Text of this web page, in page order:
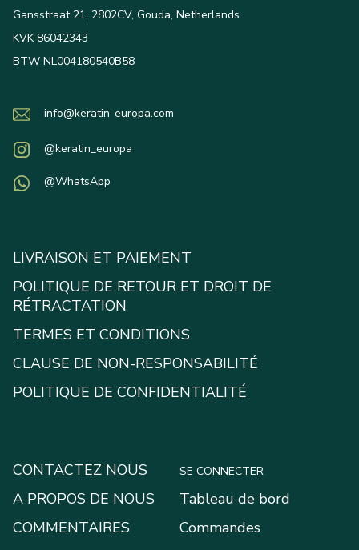
Gansstraat 21, 2802CV, Gouda, Netherlands
KVK 86042343
BTW NL004180540B58
info@keratin-europa.com
@keratin_europa
@WhatsApp
LIVRAISON ET PAIEMENT
POLITIQUE DE RETOUR ET DROIT DE
RÉTRACTATION
TERMES ET CONDITIONS
CLAUSE DE NON-RESPONSABILITÉ
POLITIQUE DE CONFIDENTIALITÉ
CONTACTEZ NOUS
A PROPOS DE NOUS
COMMENTAIRES
SE CONNECTER
Tableau de bord
Commandes